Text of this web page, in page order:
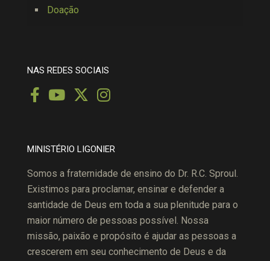
Doação
NAS REDES SOCIAIS
MINISTÉRIO LIGONIER
Somos a fraternidade de ensino do Dr. R.C. Sproul.
Existimos para proclamar, ensinar e defender a
santidade de Deus em toda a sua plenitude para o
maior número de pessoas possível. Nossa
missão, paixão e propósito é ajudar as pessoas a
crescerem em seu conhecimento de Deus e da